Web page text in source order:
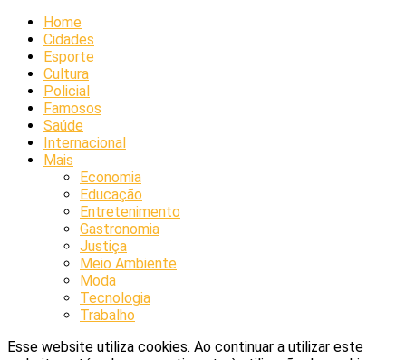
Home
Cidades
Esporte
Cultura
Policial
Famosos
Saúde
Internacional
Mais
Economia
Educação
Entretenimento
Gastronomia
Justiça
Meio Ambiente
Moda
Tecnologia
Trabalho
Esse website utiliza cookies. Ao continuar a utilizar este